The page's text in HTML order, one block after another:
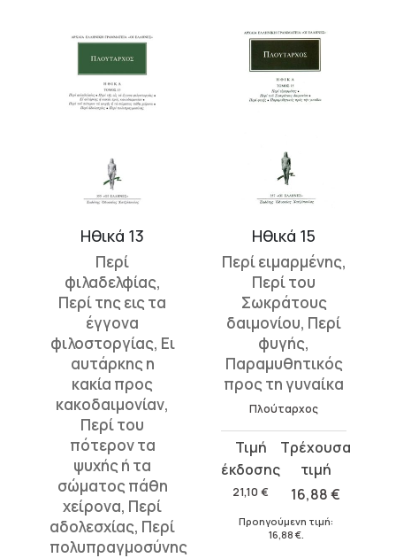
Ηθικά 13
Περί
φιλαδελφίας,
Περί της εις τα
έγγονα
φιλοστοργίας, Ει
αυτάρκης η
κακία προς
κακοδαιμονίαν,
Περί του
πότερον τα
ψυχής ή τα
σώματος πάθη
χείρονα, Περί
αδολεσχίας, Περί
πολυπραγμοσύνης
Ηθικά 15
Περί ειμαρμένης,
Περί του
Σωκράτους
δαιμονίου, Περί
φυγής,
Παραμυθητικός
προς τη γυναίκα
Πλούταρχος
21,10 €
Original
price
was:
16,88€
τρέχουσα
τιμή
16,88 €.
Προηγούμενη τιμή:
16,88 €.